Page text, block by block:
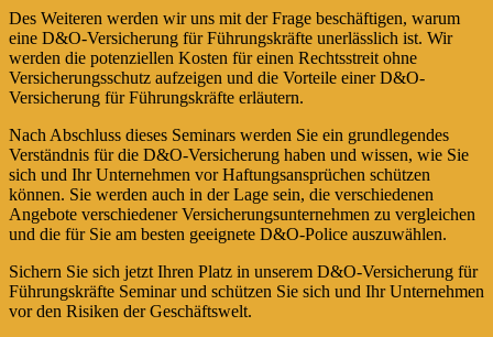
Des Weiteren werden wir uns mit der Frage beschäftigen, warum
eine D&O-Versicherung für Führungskräfte unerlässlich ist. Wir
werden die potenziellen Kosten für einen Rechtsstreit ohne
Versicherungsschutz aufzeigen und die Vorteile einer D&O-
Versicherung für Führungskräfte erläutern.
Nach Abschluss dieses Seminars werden Sie ein grundlegendes
Verständnis für die D&O-Versicherung haben und wissen, wie Sie
sich und Ihr Unternehmen vor Haftungsansprüchen schützen
können. Sie werden auch in der Lage sein, die verschiedenen
Angebote verschiedener Versicherungsunternehmen zu vergleichen
und die für Sie am besten geeignete D&O-Police auszuwählen.
Sichern Sie sich jetzt Ihren Platz in unserem D&O-Versicherung für
Führungskräfte Seminar und schützen Sie sich und Ihr Unternehmen
vor den Risiken der Geschäftswelt.